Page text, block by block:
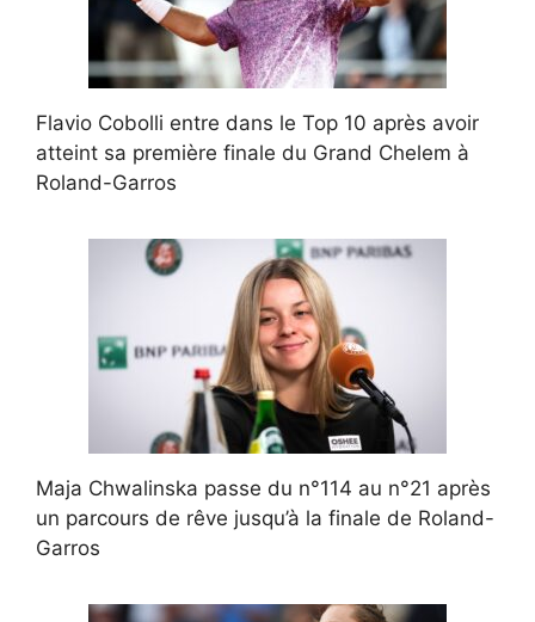
Flavio Cobolli entre dans le Top 10 après avoir
atteint sa première finale du Grand Chelem à
Roland-Garros
Maja Chwalinska passe du n°114 au n°21 après
un parcours de rêve jusqu’à la finale de Roland-
Garros